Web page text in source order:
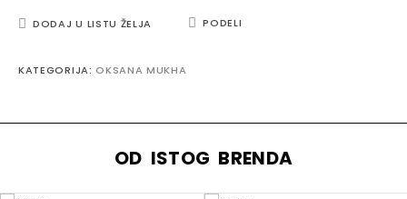
DODAJ U LISTU ŽELJA PODELI
KATEGORIJA:OKSANA MUKHA
OD ISTOG BRENDA